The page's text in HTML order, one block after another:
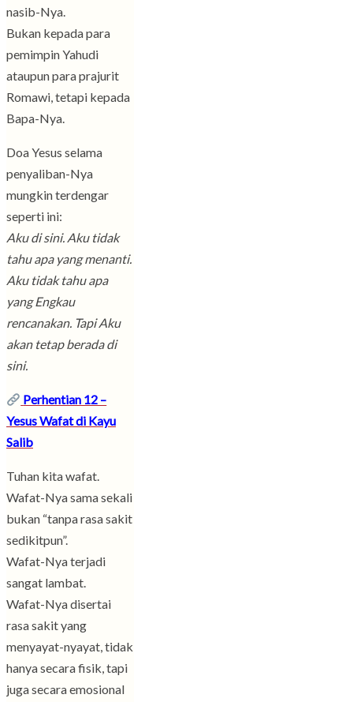
nasib-Nya.
Bukan kepada para
pemimpin Yahudi
ataupun para prajurit
Romawi, tetapi kepada
Bapa-Nya.
Doa Yesus selama
penyaliban-Nya
mungkin terdengar
seperti ini:
Aku di sini. Aku tidak
tahu apa yang menanti.
Aku tidak tahu apa
yang Engkau
rencanakan. Tapi Aku
akan tetap berada di
sini.
Perhentian 12 –
Yesus Wafat di Kayu
Salib
Tuhan kita wafat.
Wafat-Nya sama sekali
bukan “tanpa rasa sakit
sedikitpun”.
Wafat-Nya terjadi
sangat lambat.
Wafat-Nya disertai
rasa sakit yang
menyayat-nyayat, tidak
hanya secara fisik, tapi
juga secara emosional